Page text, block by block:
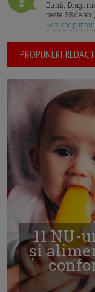
Bună, Dragi
peste 38 de
Vezi
PROPUNERI
11 NU-
și